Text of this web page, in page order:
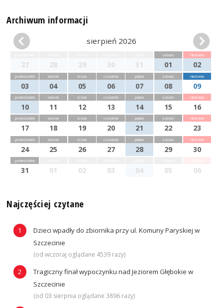
Archiwum informacji
sierpień 2026
27 28 29 30 31
sobota
01
niedziela
02
poniedziałek
03
wtorek
04
środa
05
czwartek
06
piątek
07
sobota
08
niedziela
09
poniedziałek
10
wtorek
11
środa
12
czwartek
13
piątek
14
sobota
15
niedziela
16
poniedziałek
17
wtorek
18
środa
19
czwartek
20
piątek
21
sobota
22
niedziela
23
poniedziałek
24
wtorek
25
środa
26
czwartek
27
piątek
28
sobota
29
niedziela
30
poniedziałek
31 01 02 03 04 05 06
Najczęściej czytane
Dzieci wpadły do zbiornika przy ul. Komuny Paryskiej w
Szczecinie
(od wczoraj oglądane 4539 razy)
Tragiczny finał wypoczynku nad Jeziorem Głębokie w
Szczecinie
(od 03 sierpnia oglądane 3896 razy)